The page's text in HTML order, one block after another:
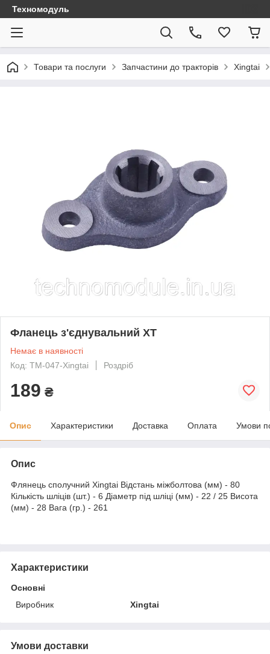
Техномодуль
Товари та послуги Запчастини до тракторів Xingtai
Фланець з'єднувальний XT
Немає в наявності
Код: TM-047-Xingtai
Роздріб
189 ₴
Опис Характеристики Доставка Оплата Умови
Опис
Флянець сполучний Xingtai Відстань міжболтова (мм) - 80
Кількість шліців (шт.) - 6 Діаметр під шліці (мм) - 22 / 25 Висота
(мм) - 28 Вага (гр.) - 261
Характеристики
Основні
Виробник
Xingtai
Умови доставки